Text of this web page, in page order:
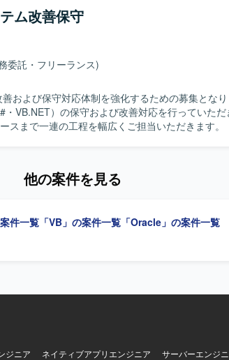
き、基幹系システムの保守・改善を通じて業務知
理システムム改善保守
委託・フリーランス)
および保守対応体制を強化するための募集となりま
VB.NET）の保守および改善対応を行っていた
で一連の工程を幅広くご担当いただきます。 【求める人
ム全体の流れを把握しながらスキルアップしてい
他の案件を見る
件一覧 「VB」の案件一覧 「Oracle」の案件一覧
ジニア ネイティブアプリエンジニア
サーバーエンジ